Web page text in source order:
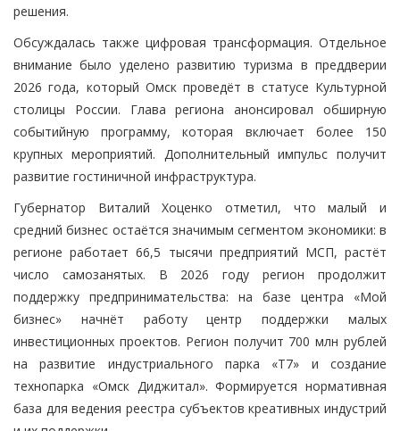
решения.
Обсуждалась также цифровая трансформация. Отдельное
внимание было уделено развитию туризма в преддверии
2026 года, который Омск проведёт в статусе Культурной
столицы России. Глава региона анонсировал обширную
событийную программу, которая включает более 150
крупных мероприятий. Дополнительный импульс получит
развитие гостиничной инфраструктура.
Губернатор Виталий Хоценко отметил, что малый и
средний бизнес остаётся значимым сегментом экономики: в
регионе работает 66,5 тысячи предприятий МСП, растёт
число самозанятых. В 2026 году регион продолжит
поддержку предпринимательства: на базе центра «Мой
бизнес» начнёт работу центр поддержки малых
инвестиционных проектов. Регион получит 700 млн рублей
на развитие индустриального парка «Т7» и создание
технопарка «Омск Диджитал». Формируется нормативная
база для ведения реестра субъектов креативных индустрий